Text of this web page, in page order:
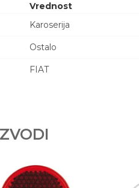
Vrednost
Karoserija
Ostalo
FIAT